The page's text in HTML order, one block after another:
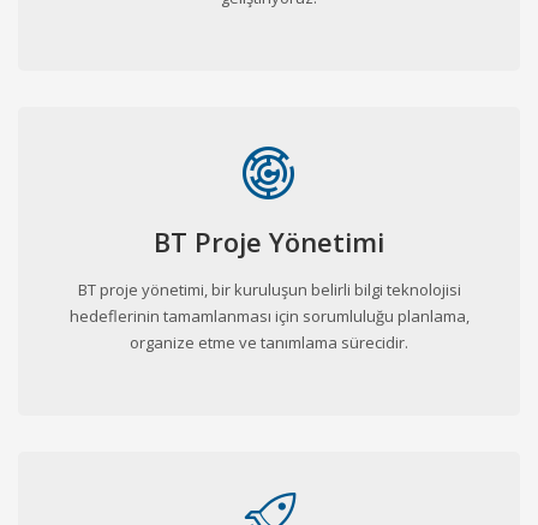
BT Proje Yönetimi
BT proje yönetimi, bir kuruluşun belirli bilgi teknolojisi
hedeflerinin tamamlanması için sorumluluğu planlama,
organize etme ve tanımlama sürecidir.